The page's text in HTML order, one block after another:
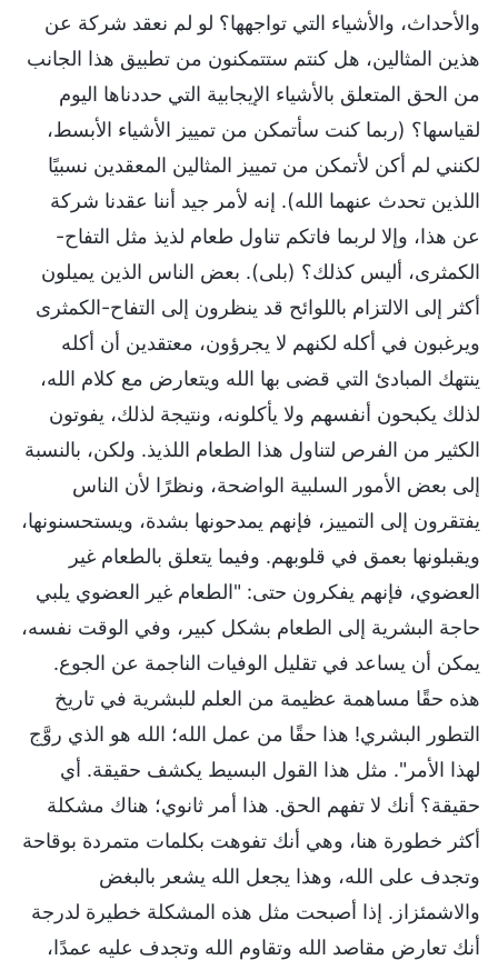
والأحداث، والأشياء التي تواجهها؟ لو لم نعقد شركة عن
هذين المثالين، هل كنتم ستتمكنون من تطبيق هذا الجانب
من الحق المتعلق بالأشياء الإيجابية التي حددناها اليوم
لقياسها؟ (ربما كنت سأتمكن من تمييز الأشياء الأبسط،
لكنني لم أكن لأتمكن من تمييز المثالين المعقدين نسبيًا
اللذين تحدث عنهما الله). إنه لأمر جيد أننا عقدنا شركة
عن هذا، وإلا لربما فاتكم تناول طعام لذيذ مثل التفاح-
الكمثرى، أليس كذلك؟ (بلى). بعض الناس الذين يميلون
أكثر إلى الالتزام باللوائح قد ينظرون إلى التفاح-الكمثرى
ويرغبون في أكله لكنهم لا يجرؤون، معتقدين أن أكله
ينتهك المبادئ التي قضى بها الله ويتعارض مع كلام الله،
لذلك يكبحون أنفسهم ولا يأكلونه، ونتيجة لذلك، يفوتون
الكثير من الفرص لتناول هذا الطعام اللذيذ. ولكن، بالنسبة
إلى بعض الأمور السلبية الواضحة، ونظرًا لأن الناس
يفتقرون إلى التمييز، فإنهم يمدحونها بشدة، ويستحسنونها،
ويقبلونها بعمق في قلوبهم. وفيما يتعلق بالطعام غير
العضوي، فإنهم يفكرون حتى: "الطعام غير العضوي يلبي
حاجة البشرية إلى الطعام بشكل كبير، وفي الوقت نفسه،
يمكن أن يساعد في تقليل الوفيات الناجمة عن الجوع.
هذه حقًا مساهمة عظيمة من العلم للبشرية في تاريخ
التطور البشري! هذا حقًا من عمل الله؛ الله هو الذي روَّج
لهذا الأمر". مثل هذا القول البسيط يكشف حقيقة. أي
حقيقة؟ أنك لا تفهم الحق. هذا أمر ثانوي؛ هناك مشكلة
أكثر خطورة هنا، وهي أنك تفوهت بكلمات متمردة بوقاحة
وتجدف على الله، وهذا يجعل الله يشعر بالبغض
والاشمئزاز. إذا أصبحت مثل هذه المشكلة خطيرة لدرجة
أنك تعارض مقاصد الله وتقاوم الله وتجدف عليه عمدًا،